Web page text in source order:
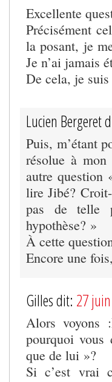
Excellente
Précisément
la posant, je
Je n’ai jamais
De cela, je
Lucien Bergeret
Puis, m’étant
résolue à
autre question
lire Jibé?
pas de telle
hypothèse? »
À cette
Encore une
Gilles dit: 27
Alors voyons
pourquoi vous
que de lui »?
Si c’est vrai